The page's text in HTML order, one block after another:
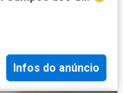
Infos do anúncio